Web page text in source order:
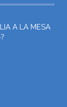
A LA MESA